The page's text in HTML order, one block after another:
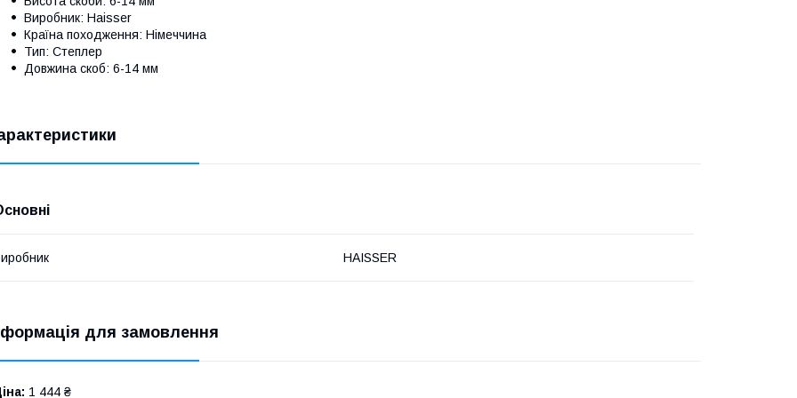
Виробник: Haisser
Країна походження: Німеччина
Тип: Степлер
Довжина скоб: 6-14 мм
HAISSER
для замовлення
1 444 ₴